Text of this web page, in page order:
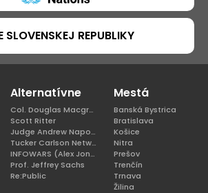
SLOVENSKEJ REPUBLIKY
Alternatívne
Col. Douglas Macgregor, Ph.D
Scott Ritter
Judge Andrew Napolitano
Tucker Carlson Network
INFOWARS (Alex Jones)
Prof. Jeffrey Sachs
Re:Public
Mestá
Banská Bystrica
Bratislava
Košice
Nitra
Prešov
Trenčín
Trnava
Žilina